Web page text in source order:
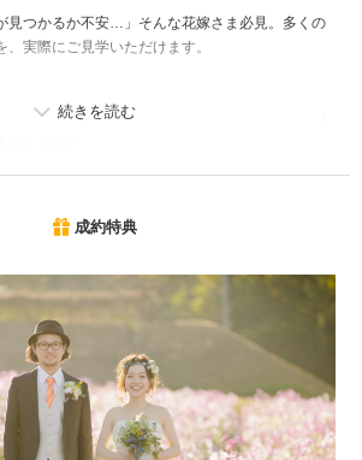
見つかるか不安…」そんな花嫁さま必見。多くの
、実際にご見学いただけます。
なども行っております。事前予約制となりますの
成約特典